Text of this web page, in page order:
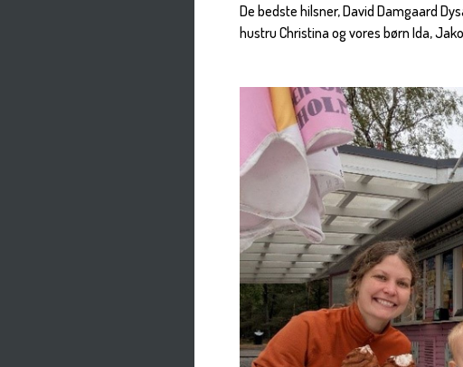
De bedste hilsner, David Damgaard
hustru Christina og vores børn Ida,